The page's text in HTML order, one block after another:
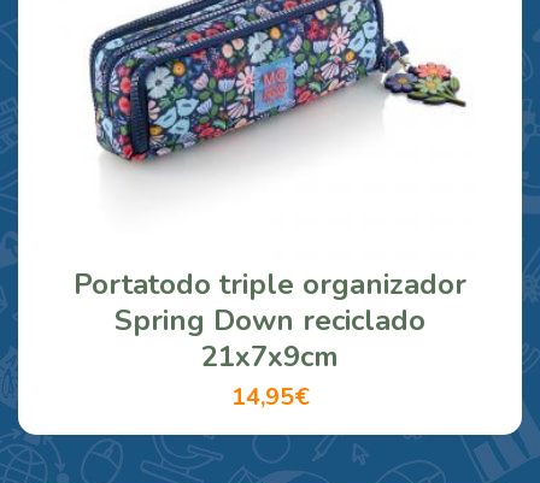
Portatodo triple organizador
Spring Down reciclado
21x7x9cm
14,95€